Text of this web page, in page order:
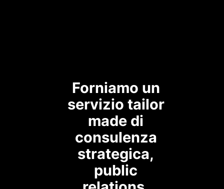
Forniamo un
servizio tailor
made di
consulenza
strategica,
public